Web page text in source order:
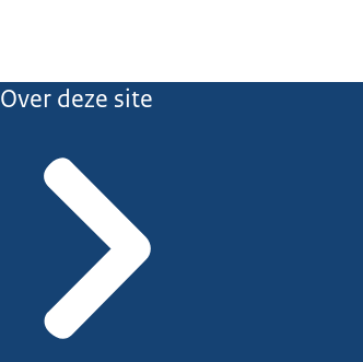
Over deze site